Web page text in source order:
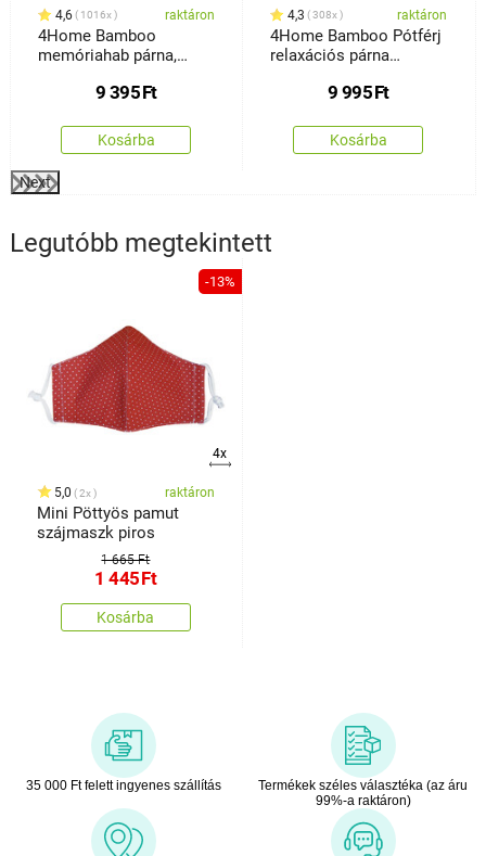
4,6 1016x raktáron
4Home Bamboo
memóriahab párna,
9 395Ft
Kosárba
4,3 308x raktáron
4Home Bamboo Pótférj
relaxációs párna
9 995Ft
Kosárba
Next
Legutóbb megtekintett
-13%
4x
5,0 2x raktáron
Mini Pöttyös pamut
szájmaszk piros
1 665 Ft
1 445Ft
Kosárba
35 000 Ft felett ingyenes szállítás
Termékek széles választéka (az áru
99%-a raktáron)